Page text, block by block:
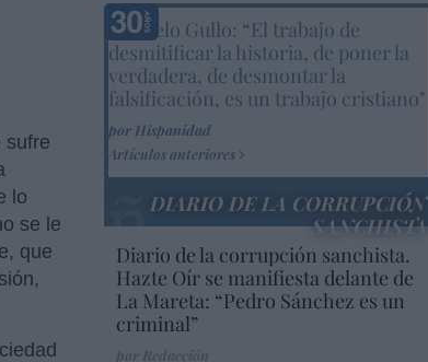
sufre
lo
se le
que
Marcelo Gullo: “El trabajo de
desmitificar la historia, de poner la
verdadera, de desmontar la
falsificación, es un trabajo cristiano"
por Hispanidad
Artículos anteriores
DIARIO DE LA CORRUPCIÓN
SANCHISTA
Diario de la corrupción sanchista.
Hazte Oír se manifiesta delante de
La Mareta: “Pedro Sánchez es un
criminal”